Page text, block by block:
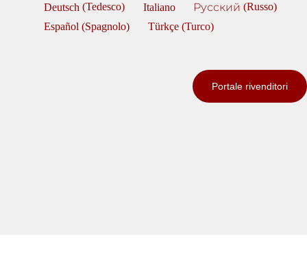
Deutsch (Tedesco) Italiano Русский (Russo)
Español (Spagnolo) Türkçe(Turco)
Portale rivenditori